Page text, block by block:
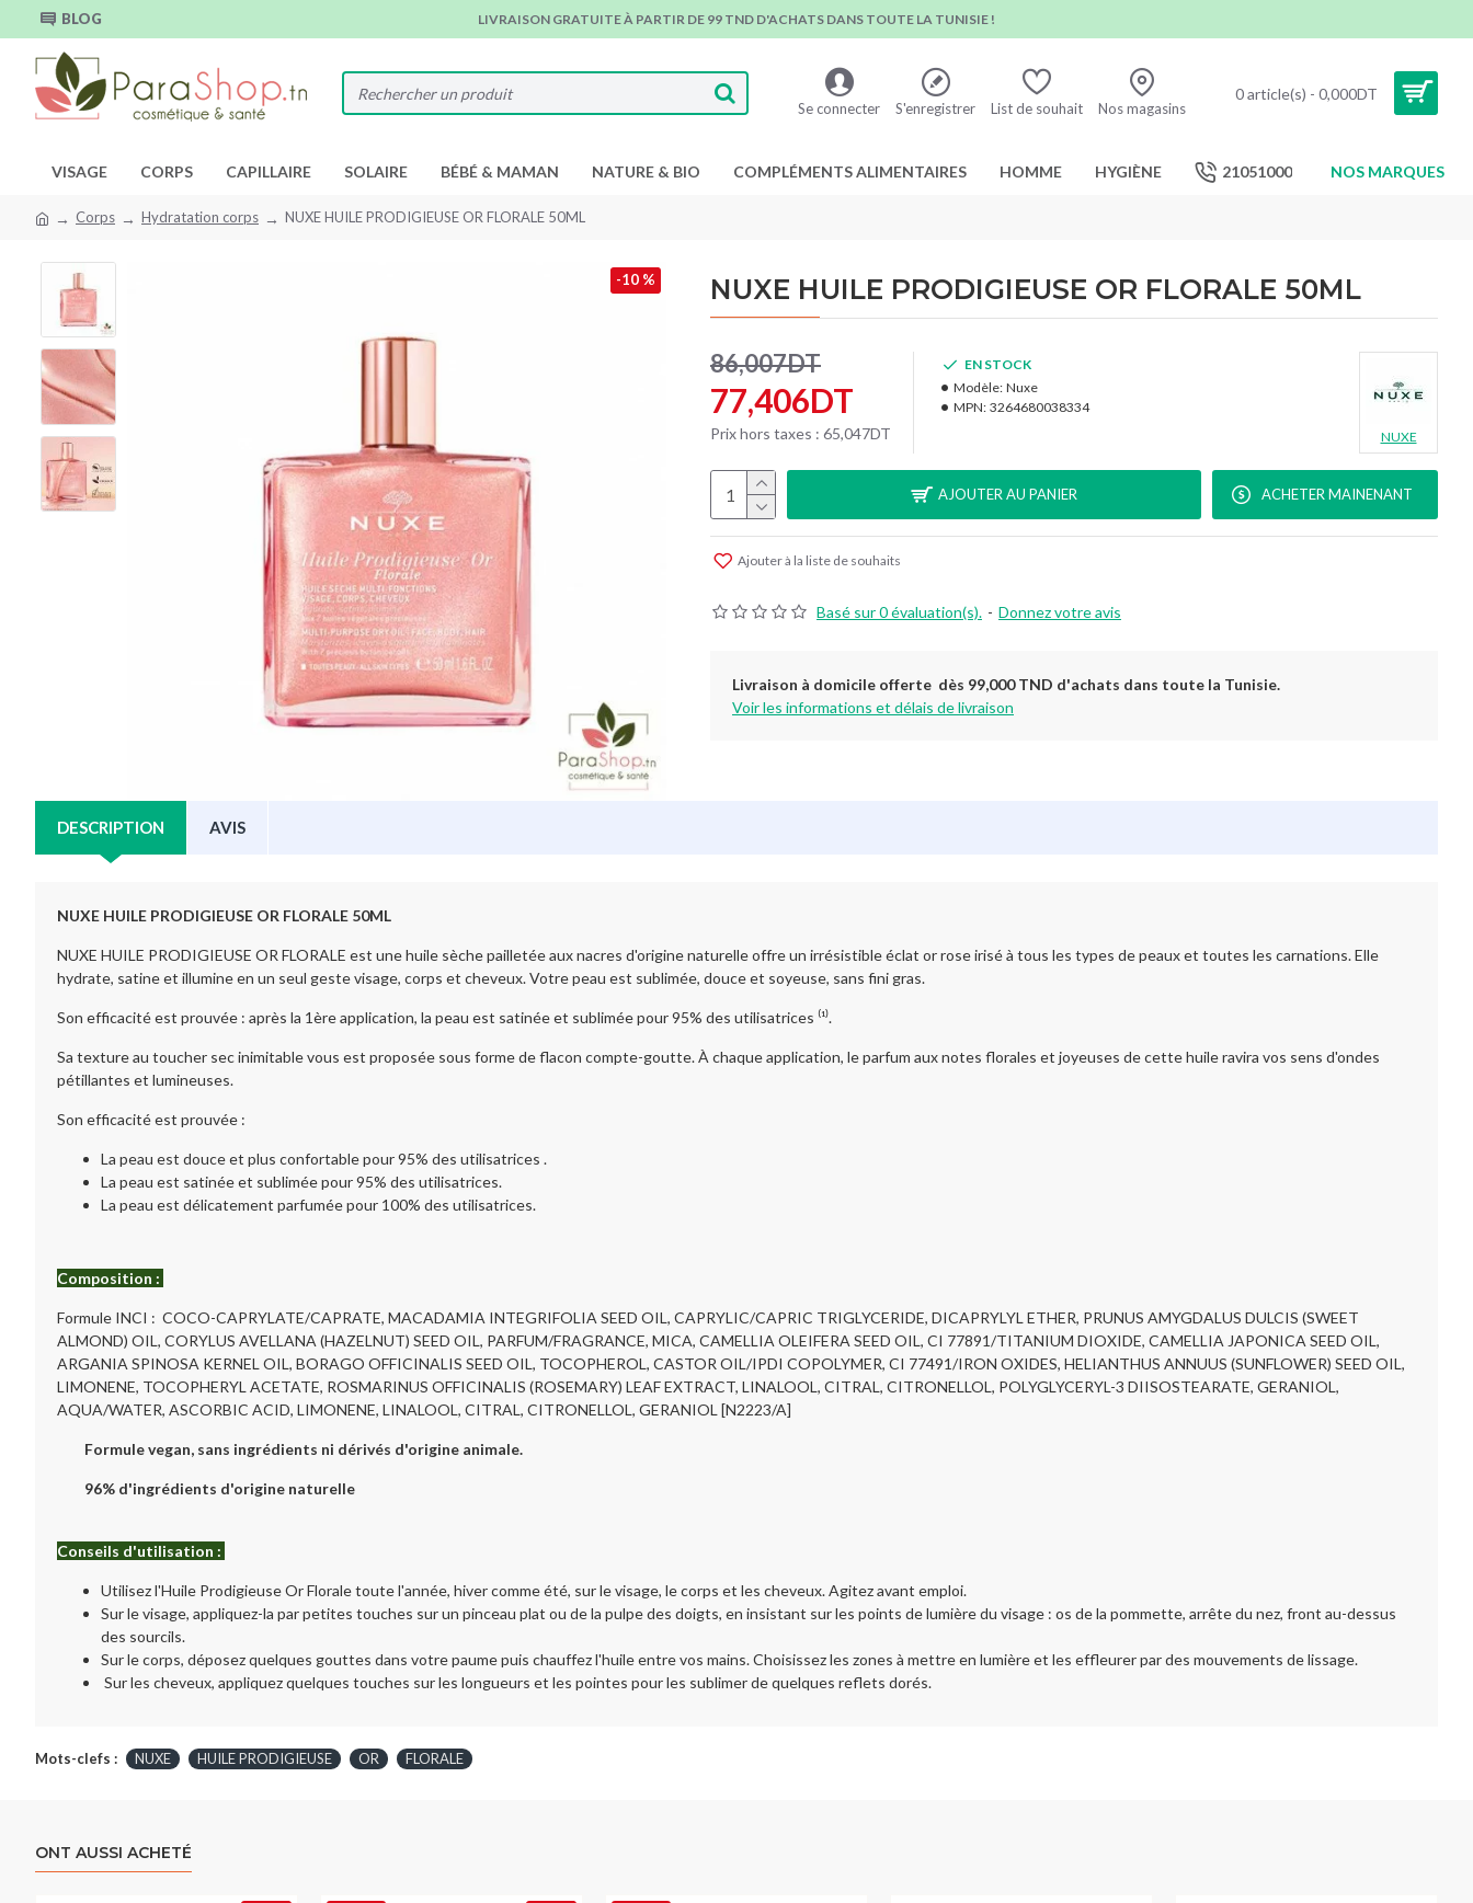
BLOG LIVRAISON GRATUITE À PARTIR DE 99 TND D'ACHATS DANS TOUTE LA TUNISIE !
Se connecter S'enregistrer List de souhait Nos magasins
0 article(s) - 0,000DT
VISAGE CORPS CAPILLAIRE SOLAIRE BÉBÉ & MAMAN NATURE & BIO COMPLÉMENTS ALIMENTAIRES HOMME HYGIÈNE 21051000 NOS MARQUES
Corps Hydratation corps NUXE HUILE PRODIGIEUSE OR FLORALE 50ML
-10 % NUXE HUILE PRODIGIEUSE OR FLORALE 50ML
Basé sur 0 évaluation(s). - Donnez votre avis
77,406DT
86,007DT
Prix hors taxes : 65,047DT
EN STOCK
Modèle: Nuxe
MPN: 3264680038334
NUXE
AJOUTER AU PANIER ACHETER MAINENANT
Ajouter à la liste de souhaits
Livraison à domicile offerte dès 99,000 TND d'achats dans toute la Tunisie.
Voir les informations et délais de livraison
DESCRIPTION AVIS
NUXE HUILE PRODIGIEUSE OR FLORALE 50ML
NUXE HUILE PRODIGIEUSE OR FLORALE est une huile sèche pailletée aux nacres d'origine naturelle offre un irrésistible éclat or rose irisé à tous les types de peaux et toutes les carnations. Elle
hydrate, satine et illumine en un seul geste visage, corps et cheveux. Votre peau est sublimée, douce et soyeuse, sans fini gras.
Son efficacité est prouvée : après la 1ère application, la peau est satinée et sublimée pour 95% des utilisatrices ⁽¹⁾.
Sa texture au toucher sec inimitable vous est proposée sous forme de flacon compte-goutte. À chaque application, le parfum aux notes florales et joyeuses de cette huile ravira vos sens d'ondes
pétillantes et lumineuses.
Son efficacité est prouvée :
La peau est douce et plus confortable pour 95% des utilisatrices .
La peau est satinée et sublimée pour 95% des utilisatrices.
La peau est délicatement parfumée pour 100% des utilisatrices.
Composition :
Formule INCI : COCO-CAPRYLATE/CAPRATE, MACADAMIA INTEGRIFOLIA SEED OIL, CAPRYLIC/CAPRIC TRIGLYCERIDE, DICAPRYLYL ETHER, PRUNUS AMYGDALUS DULCIS (SWEET
ALMOND) OIL, CORYLUS AVELLANA (HAZELNUT) SEED OIL, PARFUM/FRAGRANCE, MICA, CAMELLIA OLEIFERA SEED OIL, CI 77891/TITANIUM DIOXIDE, CAMELLIA JAPONICA SEED OIL,
ARGANIA SPINOSA KERNEL OIL, BORAGO OFFICINALIS SEED OIL, TOCOPHEROL, CASTOR OIL/IPDI COPOLYMER, CI 77491/IRON OXIDES, HELIANTHUS ANNUUS (SUNFLOWER) SEED OIL,
LIMONENE, TOCOPHERYL ACETATE, ROSMARINUS OFFICINALIS (ROSEMARY) LEAF EXTRACT, LINALOOL, CITRAL, CITRONELLOL, POLYGLYCERYL-3 DIISOSTEARATE, GERANIOL,
AQUA/WATER, ASCORBIC ACID, LIMONENE, LINALOOL, CITRAL, CITRONELLOL, GERANIOL [N2223/A]
Formule vegan, sans ingrédients ni dérivés d'origine animale.
96% d'ingrédients d'origine naturelle
Conseils d'utilisation :
Utilisez l'Huile Prodigieuse Or Florale toute l'année, hiver comme été, sur le visage, le corps et les cheveux. Agitez avant emploi.
Sur le visage, appliquez-la par petites touches sur un pinceau plat ou de la pulpe des doigts, en insistant sur les points de lumière du visage : os de la pommette, arrête du nez, front au-dessus
des sourcils.
Sur le corps, déposez quelques gouttes dans votre paume puis chauffez l'huile entre vos mains. Choisissez les zones à mettre en lumière et les effleurer par des mouvements de lissage.
Sur les cheveux, appliquez quelques touches sur les longueurs et les pointes pour les sublimer de quelques reflets dorés.
Mots-clefs : NUXE HUILE PRODIGIEUSE OR FLORALE
ONT AUSSI ACHETÉ